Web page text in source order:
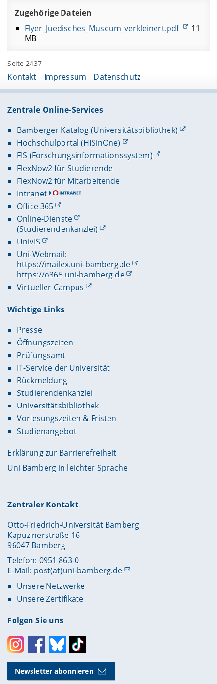
Zugehörige Dateien
Flyer_Juedisches_Museum_verkleinert.pdf
11
MB
Seite 2437
Kontakt Impressum Datenschutz
Zentrale Online-Services
Bamberger Katalog (Universitätsbibliothek)
Hochschulportal (HISinOne)
FIS (Forschungsinformationssystem)
FlexNow2 für Studierende
FlexNow2 für Mitarbeitende
Intranet
Office 365
Online-Dienste
(Studierendenkanzlei)
UnivIS
Uni-Webmail:
https://mailex.uni-bamberg.de
https://o365.uni-bamberg.de
Virtueller Campus
Wichtige Links
Presse
Öffnungszeiten
Prüfungsamt
IT-Service der Universität
Rückmeldung
Studierendenkanzlei
Universitätsbibliothek
Vorlesungszeiten & Fristen
Studienangebot
Erklärung zur Barrierefreiheit
Uni Bamberg in leichter Sprache
Zentraler Kontakt
Otto-Friedrich-Universität Bamberg
Kapuzinerstraße 16
96047 Bamberg
Telefon: 0951 863-0
E-Mail: post(at)uni-bamberg.de
Unsere Netzwerke
Unsere Zertifikate
Folgen Sie uns
InstagramFacebookBlueskyToktok
Newsletter abonnieren